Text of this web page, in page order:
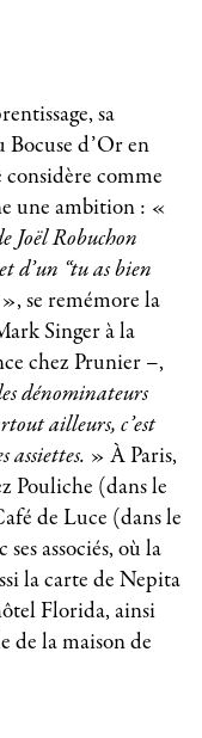
sa
d’Or en
comme
une ambition : «
Joël Robuchon
d’un “tu as bien
se remémore la
Singer à la
chez Prunier –,
dénominateurs
ailleurs, c’est
» À Paris,
Pouliche (dans le
de Luce (dans le
associés, où la
la carte de Nepita
Florida, ainsi
de la maison de